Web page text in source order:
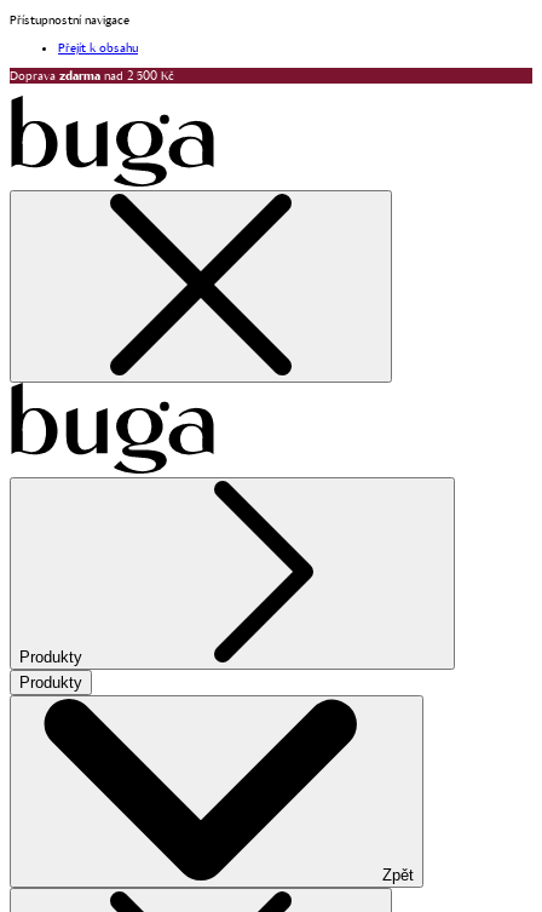
Přístupnostní navigace
Přejít k obsahu
Doprava zdarma nad 2 500 Kč
Produkty
Produkty
Zpět